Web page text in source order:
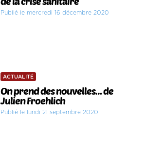
Publié le mercredi 16 décembre 2020
ACTUALITÉ
On prend des nouvelles… de
Julien Froehlich
Publié le lundi 21 septembre 2020